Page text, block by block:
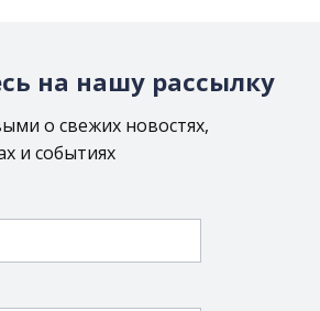
на нашу рассылку
о свежих новостях,
и событиях